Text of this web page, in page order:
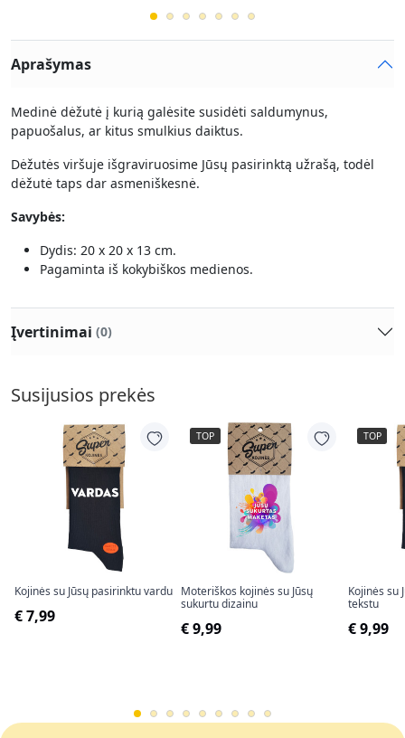
Aprašymas
Medinė dėžutė į kurią galėsite susidėti saldumynus,
papuošalus, ar kitus smulkius daiktus.
Dėžutės viršuje išgraviruosime Jūsų pasirinktą užrašą, todėl
dėžutė taps dar asmeniškesnė.
Savybės:
Dydis: 20 x 20 x 13 cm.
Pagaminta iš kokybiškos medienos.
Įvertinimai (0)
Susijusios prekės
Kojinės su Jūsų pasirinktu vardu
€ 7,99
TOP
Moteriškos kojinės su Jūsų
sukurtu dizainu
€ 9,99
TOP
Kojinės su
tekstu
€ 9,99